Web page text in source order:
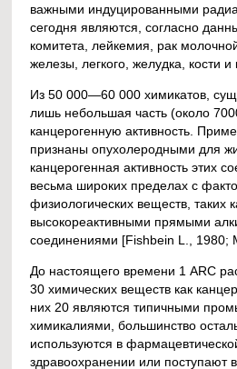
важными индуцированными
сегодня являются, согласно
комитета, лейкемия, рак
железы, легкого, желудка, кости и
Из 50 000—60 000 химикатов,
лишь небольшая часть (около
канцерогенную активность.
признаны опухолеродными для
канцерогенная активность этих
весьма широких пределах с
физиологических веществ, таких
высокореактивными прямыми
соединениями [Fishbein L., 1980;
До настоящего времени 1 ARC
30 химических веществ как
них 20 являются типичными
химикалиями, большинство
используются в
здравоохранении или поступают